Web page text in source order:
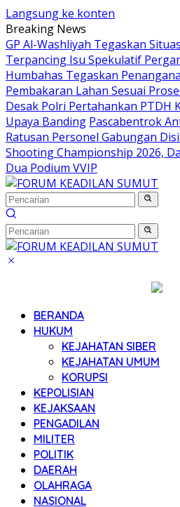
Langsung ke konten
Breaking News
GP Al-Washliyah Tegaskan
Terpancing Isu Spekulatif
Humbahas Tegaskan
Pembakaran Lahan Sesuai
Desak Polri Pertahankan PTDH
Upaya Banding Pascabentrok
Ratusan Personel Gabungan
Shooting Championship 2026,
Dua Podium VVIP
BERANDA
HUKUM
KEJAHATAN SIBER
KEJAHATAN UMUM
KORUPSI
KEPOLISIAN
KEJAKSAAN
PENGADILAN
MILITER
POLITIK
DAERAH
OLAHRAGA
NASIONAL